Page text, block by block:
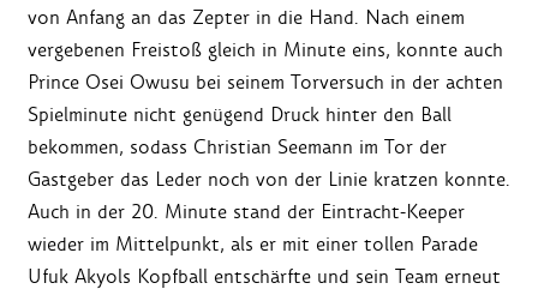
von Anfang an das Zepter in die Hand. Nach einem
vergebenen Freistoß gleich in Minute eins, konnte auch
Prince Osei Owusu bei seinem Torversuch in der achten
Spielminute nicht genügend Druck hinter den Ball
bekommen, sodass Christian Seemann im Tor der
Gastgeber das Leder noch von der Linie kratzen konnte.
Auch in der 20. Minute stand der Eintracht-Keeper
wieder im Mittelpunkt, als er mit einer tollen Parade
Ufuk Akyols Kopfball entschärfte und sein Team erneut